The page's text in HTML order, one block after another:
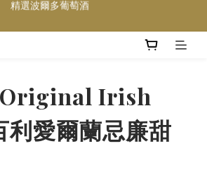
或買滿 $1200 (不限支數) 皆可享免費送貨
Original Irish
利愛爾蘭忌廉甜